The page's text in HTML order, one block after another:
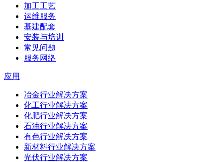
加工工艺
运维服务
基建配套
安装与培训
常见问题
服务网络
应用
冶金行业解决方案
化工行业解决方案
化肥行业解决方案
石油行业解决方案
有色行业解决方案
新材料行业解决方案
光伏行业解决方案